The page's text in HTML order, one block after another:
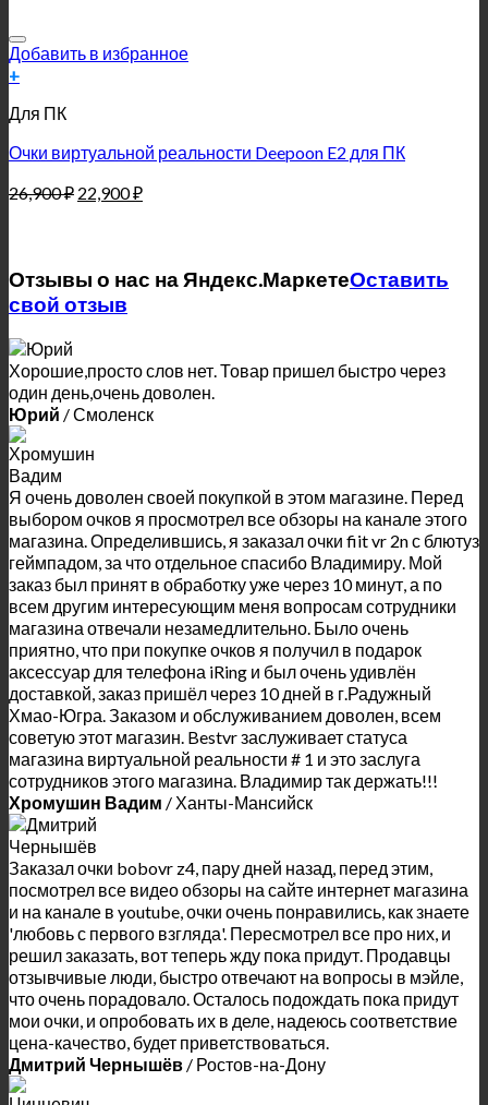
Добавить в избранное
+
Для ПК
Очки виртуальной реальности Deepoon E2 для ПК
26,900₽ 22,900₽
Отзывы о нас на Яндекс.МаркетеОставить
свой отзыв
Хорошие,просто слов нет. Товар пришел быстро через
один день,очень доволен.
Юрий /Смоленск
Я очень доволен своей покупкой в этом магазине. Перед
выбором очков я просмотрел все обзоры на канале этого
магазина. Определившись, я заказал очки fiit vr 2n с блютуз
геймпадом, за что отдельное спасибо Владимиру. Мой
заказ был принят в обработку уже через 10 минут, а по
всем другим интересующим меня вопросам сотрудники
магазина отвечали незамедлительно. Было очень
приятно, что при покупке очков я получил в подарок
аксессуар для телефона iRing и был очень удивлён
доставкой, заказ пришёл через 10 дней в г.Радужный
Хмао-Югра. Заказом и обслуживанием доволен, всем
советую этот магазин. Bestvr заслуживает статуса
магазина виртуальной реальности # 1 и это заслуга
сотрудников этого магазина. Владимир так держать!!!
Хромушин Вадим / Ханты-Мансийск
Заказал очки bobovr z4, пару дней назад, перед этим,
посмотрел все видео обзоры на сайте интернет магазина
и на канале в youtube, очки очень понравились, как знаете
'любовь с первого взгляда'. Пересмотрел все про них, и
решил заказать, вот теперь жду пока придут. Продавцы
отзывчивые люди, быстро отвечают на вопросы в мэйле,
что очень порадовало. Осталось подождать пока придут
мои очки, и опробовать их в деле, надеюсь соответствие
цена-качество, будет приветствоваться.
Дмитрий Чернышёв / Ростов-на-Дону